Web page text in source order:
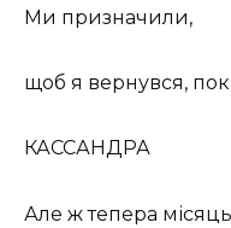
Ми призначили,
щоб я вернувся,
КАССАНДРА
Але ж тепера